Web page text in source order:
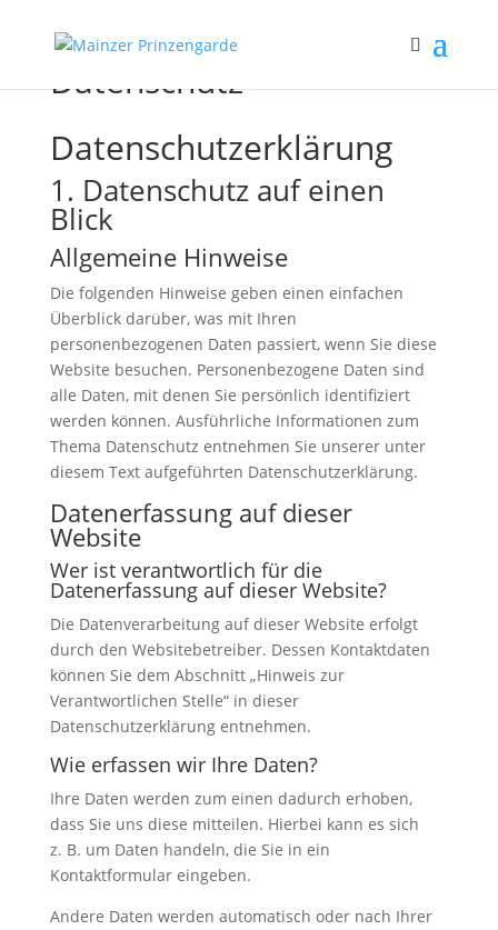
Datenschutz
Datenschutz­erklärung
1. Datenschutz auf einen
Blick
Allgemeine Hinweise
Die folgenden Hinweise geben einen einfachen
Überblick darüber, was mit Ihren
personenbezogenen Daten passiert, wenn Sie diese
Website besuchen. Personenbezogene Daten sind
alle Daten, mit denen Sie persönlich identifiziert
werden können. Ausführliche Informationen zum
Thema Datenschutz entnehmen Sie unserer unter
diesem Text aufgeführten Datenschutzerklärung.
Datenerfassung auf dieser
Website
Wer ist verantwortlich für die
Datenerfassung auf dieser Website?
Die Datenverarbeitung auf dieser Website erfolgt
durch den Websitebetreiber. Dessen Kontaktdaten
können Sie dem Abschnitt „Hinweis zur
Verantwortlichen Stelle“ in dieser
Datenschutzerklärung entnehmen.
Wie erfassen wir Ihre Daten?
Ihre Daten werden zum einen dadurch erhoben,
dass Sie uns diese mitteilen. Hierbei kann es sich
z. B. um Daten handeln, die Sie in ein
Kontaktformular eingeben.
Andere Daten werden automatisch oder nach Ihrer